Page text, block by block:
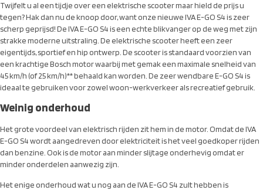
Twijfelt u al een tijdje over een elektrische scooter maar hield de prijs u
tegen? Hak dan nu de knoop door, want onze nieuwe IVA E-GO S4 is zeer
scherp geprijsd! De IVA E-GO S4 is een echte blikvanger op de weg met zijn
strakke moderne uitstraling. De elektrische scooter heeft een zeer
eigentijds, sportief en hip ontwerp. De scooter is standaard voorzien van
een krachtige Bosch motor waarbij met gemak een maximale snelheid van
45 km/h (of 25 km/h)** behaald kan worden. De zeer wendbare E-GO S4 is
ideaal te gebruiken voor zowel woon-werkverkeer als recreatief gebruik.
Weinig onderhoud
Het grote voordeel van elektrisch rijden zit hem in de motor. Omdat de IVA
E-GO S4 wordt aangedreven door elektriciteit is het veel goedkoper rijden
dan benzine. Ook is de motor aan minder slijtage onderhevig omdat er
minder onderdelen aanwezig zijn.
Het enige onderhoud wat u nog aan de IVA E-GO S4 zult hebben is